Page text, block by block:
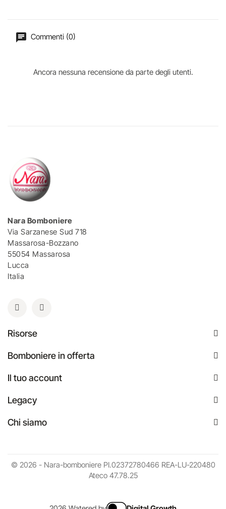
Commenti (0)
Ancora nessuna recensione da parte degli utenti.
Nara Bomboniere
Via Sarzanese Sud 718
Massarosa-Bozzano
55054 Massarosa
Lucca
Italia
Risorse
Bomboniere in offerta
Il tuo account
Legacy
Chi siamo
© 2026 - Nara-bomboniere PI.02372780466 REA-LU-220480
Ateco 47.78.25